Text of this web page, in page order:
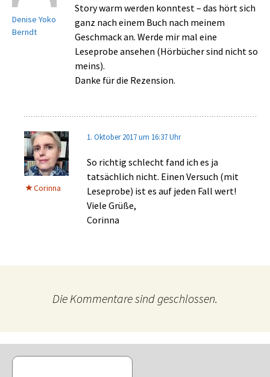
Denise Yoko
Berndt
Story warm werden konntest – das hört sich
ganz nach einem Buch nach meinem
Geschmack an. Werde mir mal eine
Leseprobe ansehen (Hörbücher sind nicht so
meins).
Danke für die Rezension.
Corinna
1. Oktober 2017 um 16:37 Uhr
So richtig schlecht fand ich es ja
tatsächlich nicht. Einen Versuch (mit
Leseprobe) ist es auf jeden Fall wert!
Viele Grüße,
Corinna
Die Kommentare sind geschlossen.